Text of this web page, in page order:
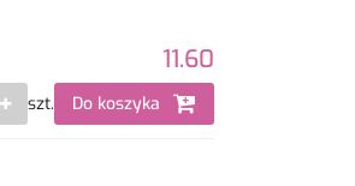
11.60
szt. Do koszyka